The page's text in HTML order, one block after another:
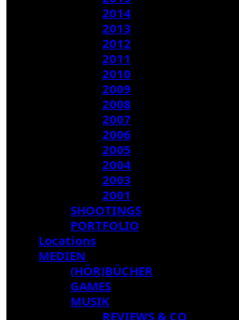
2014
2013
2012
2011
2010
2009
2008
2007
2006
2005
2004
2003
2001
SHOOTINGS
PORTFOLIO
Locations
MEDIEN
(HÖR)BÜCHER
GAMES
MUSIK
REVIEWS & CO